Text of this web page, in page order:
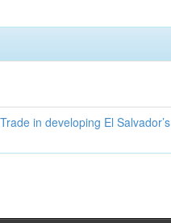
in developing El Salvador’s